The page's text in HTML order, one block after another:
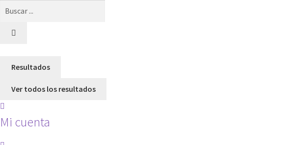
Resultados
Ver todos los resultados
Mi cuenta